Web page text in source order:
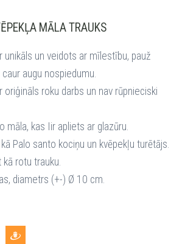
MĀLA TRAUKS
unikāls un veidots ar mīlestību, pauž
augu nospiedumu.
oriģināls roku darbs un nav rūpnieciski
māla, kas Iir apliets ar glazūru.
Palo santo kociņu un kvēpekļu turētājs.
rotu trauku.
diametrs (+-) Ø 10 cm.